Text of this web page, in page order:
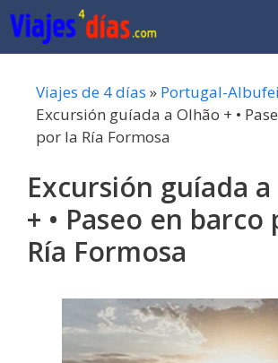
Saltar
al
contenido
Viajes de 4 días » Portugal-
Excursión guíada a Olhão + •
por la Ría Formosa
Excursión guíada
+ • Paseo en barco
Ría Formosa